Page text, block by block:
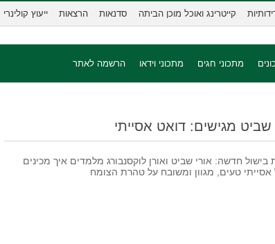
קייטרינג ואוכל מוכן הביתה סדנאות הרצאות ייעוץ קולינרי
מתכוני חגים מתכוני וידאו הרשמה לאתר
שביט מגישים: דואט אסייתי
בישול חדשה: אורי שביט ואורן לוקסנבורג מלמדים איך מכינים
אסייתי טעים, מגוון ומשובח על טהרת הצומח